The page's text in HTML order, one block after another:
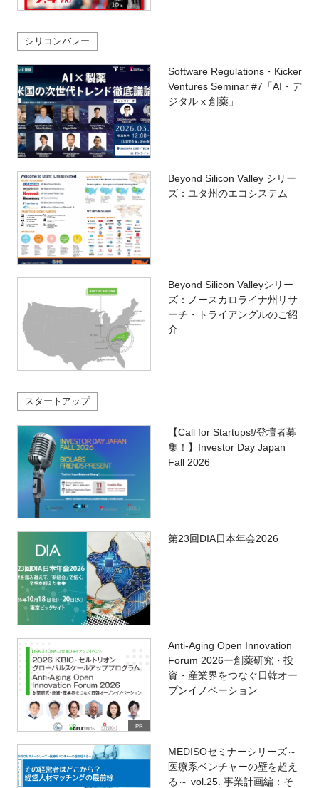
シリコンバレー
Software Regulations・Kicker
Ventures Seminar #7「AI・デ
ジタル x 創薬」
Beyond Silicon Valley シリー
ズ：ユタ州のエコシステム
Beyond Silicon Valleyシリー
ズ：ノースカロライナ州リサ
ーチ・トライアングルのご紹
介
スタートアップ
【Call for Startups!/登壇者募
集！】Investor Day Japan
Fall 2026
第23回DIA日本年会2026
PR
Anti-Aging Open Innovation
Forum 2026ー創薬研究・投
資・産業界をつなぐ日韓オー
プンイノベーション
MEDISOセミナーシリーズ～
医療系ベンチャーの壁を超え
る～ vol.25. 事業計画編：そ